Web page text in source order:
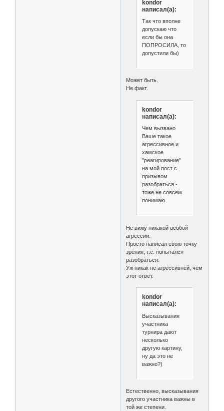
kondor
написал(а):
Так что вполне
допускаю что
если бы она
ПОПРОСИЛА, то
допустили бы)
Может быть.
Не факт.
kondor
написал(а):
Чем вызвано
Ваше такое
агрессивное и
хамское
"реагирование"
на мой пост с
призывом
разобраться -
тоже не совсем
понимаю.
Не вижу никакой особой
агрессии.
Просто написал свою точку
зрения, т.е. попытался
разобраться.
Уж никак не агрессивней, чем
этот ответ.
kondor
написал(а):
Высказывания
участника
турнира дают
несколько
другую картину,
ну да это не
важно?)
Естественно, высказывания
другого участника важны в
той же степени.